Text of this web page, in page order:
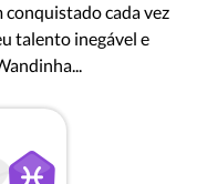
conquistado cada vez
talento inegável e